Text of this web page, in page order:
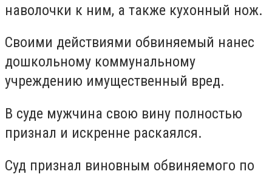
наволочки к ним, а также кухонный нож.
Своими действиями обвиняемый нанес
дошкольному коммунальному
учреждению имущественный вред.
В суде мужчина свою вину полностью
признал и искренне раскаялся.
Суд признал виновным обвиняемого по